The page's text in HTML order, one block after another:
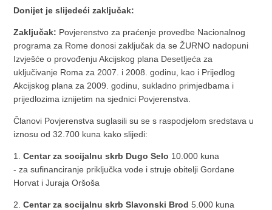
Donijet je slijedeći zaključak:
Zaključak: Povjerenstvo za praćenje provedbe Nacionalnog
programa za Rome donosi zaključak da se ŽURNO nadopuni
Izvješće o provođenju Akcijskog plana Desetljeća za
uključivanje Roma za 2007. i 2008. godinu, kao i Prijedlog
Akcijskog plana za 2009. godinu, sukladno primjedbama i
prijedlozima iznijetim na sjednici Povjerenstva.
Članovi Povjerenstva suglasili su se s raspodjelom sredstava u
iznosu od 32.700 kuna kako slijedi:
1.Centar za socijalnu skrb Dugo Selo 10.000 kuna
- za sufinanciranje priključka vode i struje obitelji Gordane
Horvat i Juraja Oršoša
2.Centar za socijalnu skrb Slavonski Brod5.000 kuna